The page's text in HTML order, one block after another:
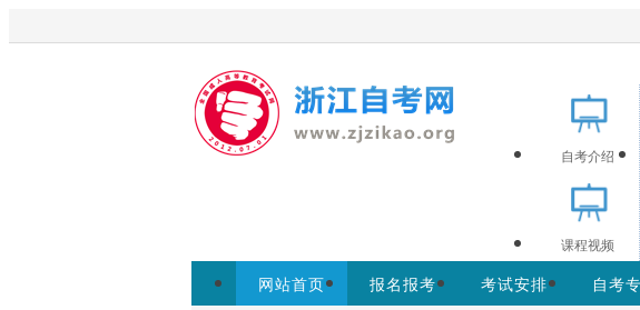
欢迎访问浙江自考网！为考生提供浙江自考信息服
www.zjzs.net为准。
自考介绍
课程视频
网站首页 报名报考 考试安排 自考